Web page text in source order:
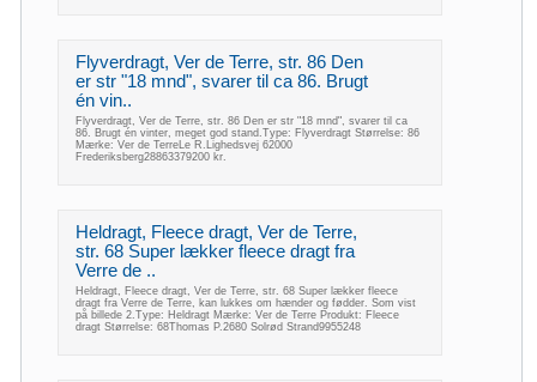
Flyverdragt, Ver de Terre, str. 86 Den
er str "18 mnd", svarer til ca 86. Brugt
én vin..
Flyverdragt, Ver de Terre, str. 86 Den er str "18 mnd", svarer til ca
86. Brugt én vinter, meget god stand.Type: Flyverdragt Størrelse: 86
Mærke: Ver de TerreLe R.Lighedsvej 62000
Frederiksberg28863379200 kr.
Heldragt, Fleece dragt, Ver de Terre,
str. 68 Super lækker fleece dragt fra
Verre de ..
Heldragt, Fleece dragt, Ver de Terre, str. 68 Super lækker fleece
dragt fra Verre de Terre, kan lukkes om hænder og fødder. Som vist
på billede 2.Type: Heldragt Mærke: Ver de Terre Produkt: Fleece
dragt Størrelse: 68Thomas P.2680 Solrød Strand9955248